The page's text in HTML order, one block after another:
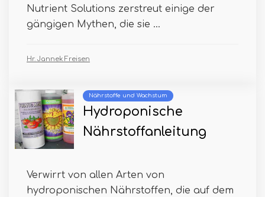
Nutrient Solutions zerstreut einige der
gängigen Mythen, die sie ...
Hr. Jannek Freisen
Nährstoffe und Wachstum
Hydroponische
Nährstoffanleitung
Verwirrt von allen Arten von
hydroponischen Nährstoffen, die auf dem